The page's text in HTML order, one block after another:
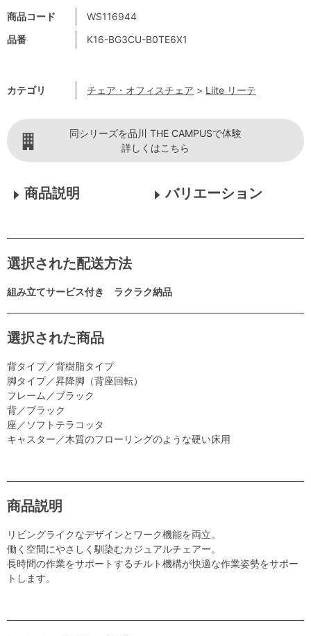
商品コード
WS116944
品番
K16-BG3CU-B0TE6X1
カテゴリ チェア・オフィスチェア > Liite リーテ
同シリーズを品川 THE CAMPUSで体験
詳しくはこちら
商品説明 バリエーション
選択された配送方法
組み立てサービス付き ラクラク納品
選択された商品
背タイプ／背樹脂タイプ
脚タイプ／昇降脚（背座回転）
フレーム／ブラック
背／ブラック
座／ソフトテラコッタ
キャスター／木質のフローリングのような硬い床用
商品説明
リビングライクなデザインとワーク機能を両立。
働く空間にやさしく馴染むカジュアルチェアー。
長時間の作業をサポートするチルト機構が快適な作業姿勢をサポー
トします。